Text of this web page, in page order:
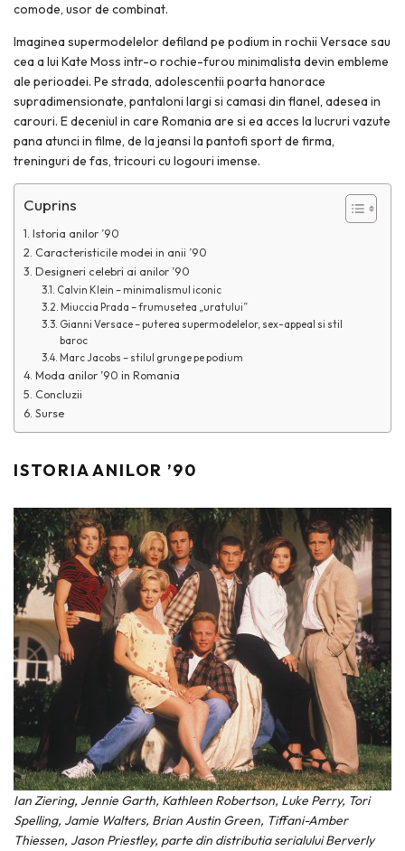
comode, usor de combinat.
Imaginea supermodelelor defiland pe podium in rochii Versace sau
cea a lui Kate Moss intr-o rochie-furou minimalista devin embleme
ale perioadei. Pe strada, adolescentii poarta hanorace
supradimensionate, pantaloni largi si camasi din flanel, adesea in
carouri. E deceniul in care Romania are si ea acces la lucruri vazute
pana atunci in filme, de la jeansi la pantofi sport de firma,
treninguri de fas, tricouri cu logouri imense.
Cuprins
Istoria anilor ’90
Caracteristicile modei in anii ’90
Designeri celebri ai anilor ’90
Calvin Klein – minimalismul iconic
Miuccia Prada – frumusetea „uratului”
Gianni Versace – puterea supermodelelor, sex-appeal si stil
baroc
Marc Jacobs – stilul grunge pe podium
Moda anilor ’90 in Romania
Concluzii
Surse
ISTORIA ANILOR ’90
Ian Ziering, Jennie Garth, Kathleen Robertson, Luke Perry, Tori
Spelling, Jamie Walters, Brian Austin Green, Tiffani-Amber
Thiessen, Jason Priestley, parte din distributia serialului Berverly